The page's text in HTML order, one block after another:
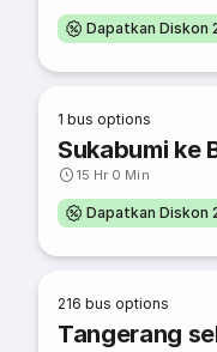
Dapatkan Diskon
1 bus options
Sukabumi ke
15 Hr 0 Min
Dapatkan Diskon
216 bus options
Tangerang